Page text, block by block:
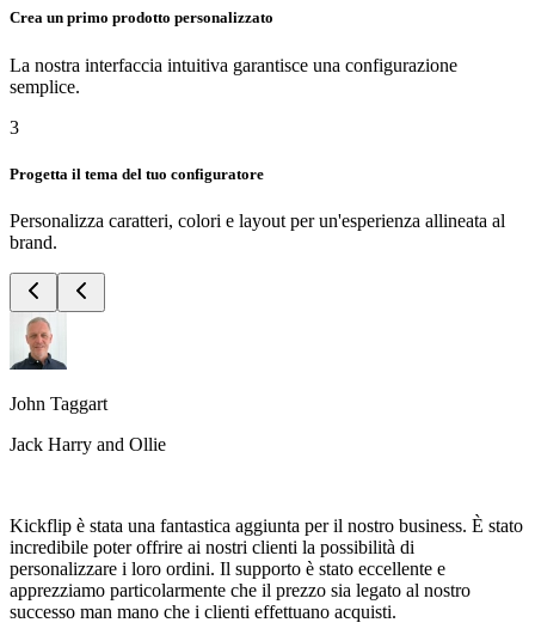
Crea un primo prodotto personalizzato
La nostra interfaccia intuitiva garantisce una configurazione
semplice.
3
Progetta il tema del tuo configuratore
Personalizza caratteri, colori e layout per un'esperienza allineata al
brand.
John Taggart
Jack Harry and Ollie
Kickflip è stata una fantastica aggiunta per il nostro business. È stato
incredibile poter offrire ai nostri clienti la possibilità di
personalizzare i loro ordini. Il supporto è stato eccellente e
apprezziamo particolarmente che il prezzo sia legato al nostro
successo man mano che i clienti effettuano acquisti.